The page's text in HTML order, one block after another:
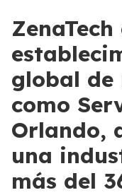
global de
como
Orlando,
una
más del